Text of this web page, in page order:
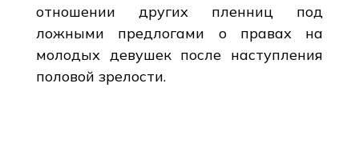
отношении других пленниц под
ложными предлогами о правах на
молодых девушек после наступления
половой зрелости.